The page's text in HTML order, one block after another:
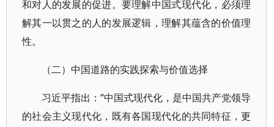
和对人的发展的促进。要理解中国式现代化，必须理
解其一以贯之的人的发展逻辑，理解其蕴含的价值理
性。
（二）中国道路的实践探索与价值选择
习近平指出：“中国式现代化，是中国共产党领导
的社会主义现代化，既有各国现代化的共同特征，更